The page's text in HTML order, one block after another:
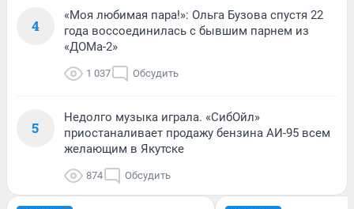
4
«Моя любимая пара!»: Ольга Бузова спустя 22
года воссоединилась с бывшим парнем из
«ДОМа-2»
1 037 Обсудить
5
Недолго музыка играла. «СибОйл»
приостаналивает продажу бензина АИ-95 всем
желающим в Якутске
874 Обсудить